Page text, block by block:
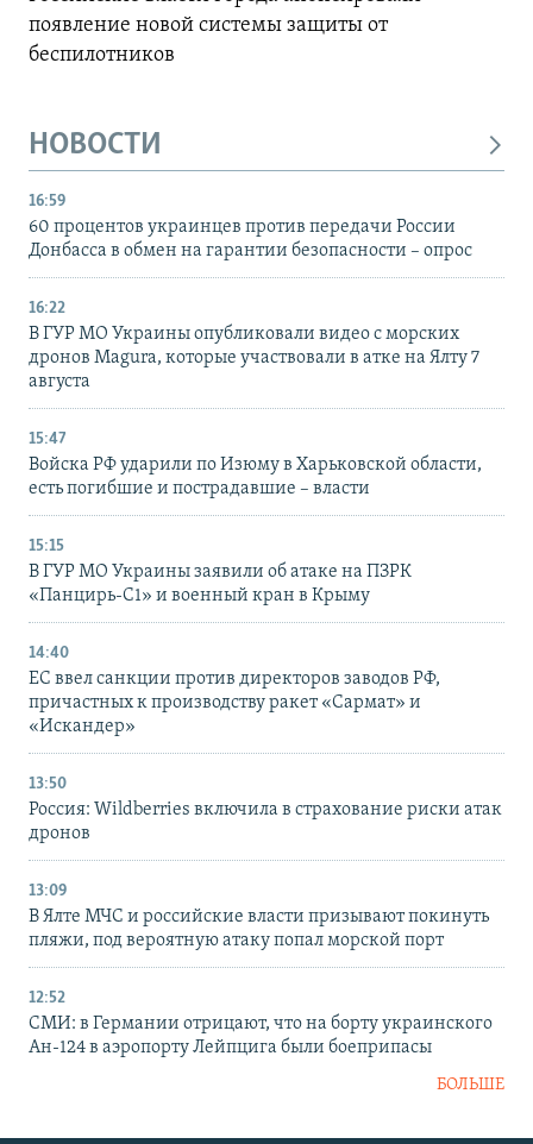
появление новой системы защиты от
беспилотников
НОВОСТИ
16:59
60 процентов украинцев против передачи России
Донбасса в обмен на гарантии безопасности – опрос
16:22
В ГУР МО Украины опубликовали видео с морских
дронов Magura, которые участвовали в атке на Ялту 7
августа
15:47
Войска РФ ударили по Изюму в Харьковской области,
есть погибшие и пострадавшие – власти
15:15
В ГУР МО Украины заявили об атаке на ПЗРК
«Панцирь-С1» и военный кран в Крыму
14:40
ЕС ввел санкции против директоров заводов РФ,
причастных к производству ракет «Сармат» и
«Искандер»
13:50
Россия: Wildberries включила в страхование риски атак
дронов
13:09
В Ялте МЧС и российские власти призывают покинуть
пляжи, под вероятную атаку попал морской порт
12:52
СМИ: в Германии отрицают, что на борту украинского
Ан-124 в аэропорту Лейпцига были боеприпасы
БОЛЬШЕ